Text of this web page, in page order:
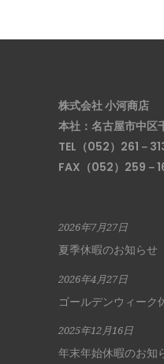
株式会社 小河商店
本社：名古屋市中区
TEL（052）261－
FAX（052）259－
2026年7月27日
夏季休暇のお知らせ
2026年4月27日
ゴールデンウィーク
2025年12月16日
年末年始休暇のお知